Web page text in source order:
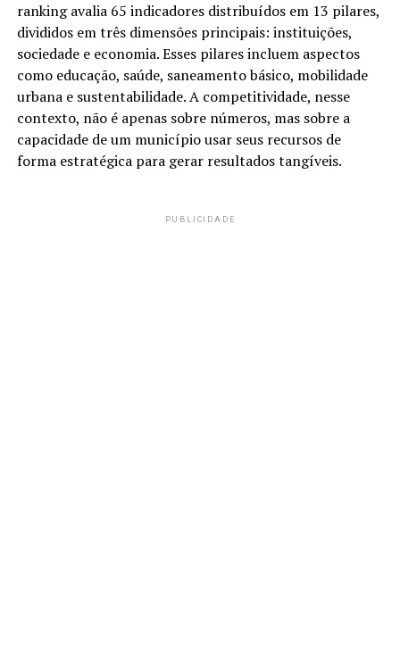
ranking avalia 65 indicadores distribuídos em 13 pilares,
divididos em três dimensões principais: instituições,
sociedade e economia. Esses pilares incluem aspectos
como educação, saúde, saneamento básico, mobilidade
urbana e sustentabilidade. A competitividade, nesse
contexto, não é apenas sobre números, mas sobre a
capacidade de um município usar seus recursos de
forma estratégica para gerar resultados tangíveis.
PUBLICIDADE